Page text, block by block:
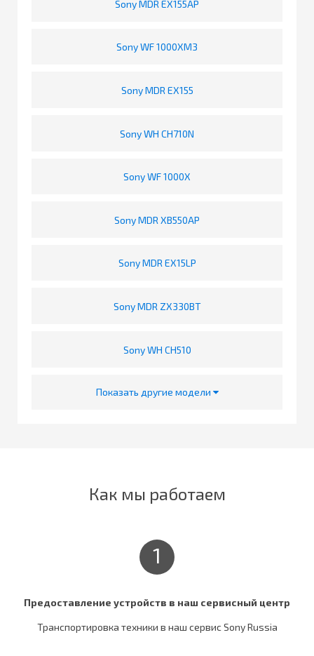
Sony MDR EX155AP
Sony WF 1000XM3
Sony MDR EX155
Sony WH CH710N
Sony WF 1000X
Sony MDR XB550AP
Sony MDR EX15LP
Sony MDR ZX330BT
Sony WH CH510
Показать другие модели
Как мы работаем
1
Предоставление устройств в наш сервисный центр
Транспортировка техники в наш сервис Sony Russia